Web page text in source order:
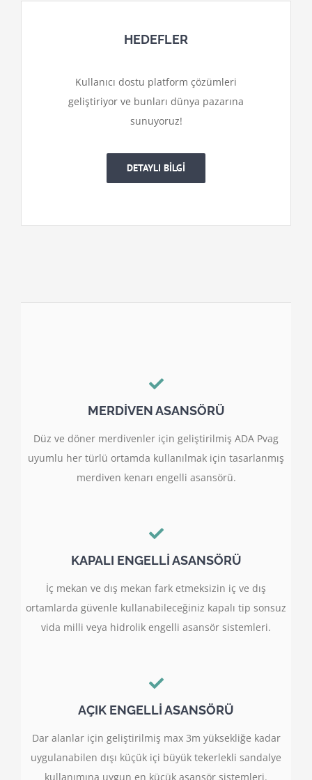
HEDEFLER
Kullanıcı dostu platform çözümleri
geliştiriyor ve bunları dünya pazarına
sunuyoruz!
DETAYLI BİLGİ
MERDİVEN ASANSÖRÜ
Düz ve döner merdivenler için geliştirilmiş ADA Pvag
uyumlu her türlü ortamda kullanılmak için tasarlanmış
merdiven kenarı engelli asansörü.
KAPALI ENGELLİ ASANSÖRÜ
İç mekan ve dış mekan fark etmeksizin iç ve dış
ortamlarda güvenle kullanabileceğiniz kapalı tip sonsuz
vida milli veya hidrolik engelli asansör sistemleri.
AÇIK ENGELLİ ASANSÖRÜ
Dar alanlar için geliştirilmiş max 3m yüksekliğe kadar
uygulanabilen dışı küçük içi büyük tekerlekli sandalye
kullanımına uygun en küçük asansör sistemleri.